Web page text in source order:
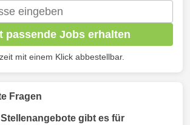
passende Jobs erhalten
mit einem Klick abbestellbar.
Fragen
gibt es für